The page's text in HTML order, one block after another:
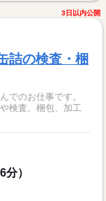
3日以内公開
詰の検査・梱
でのお仕事です。
検査、梱包、加工
）